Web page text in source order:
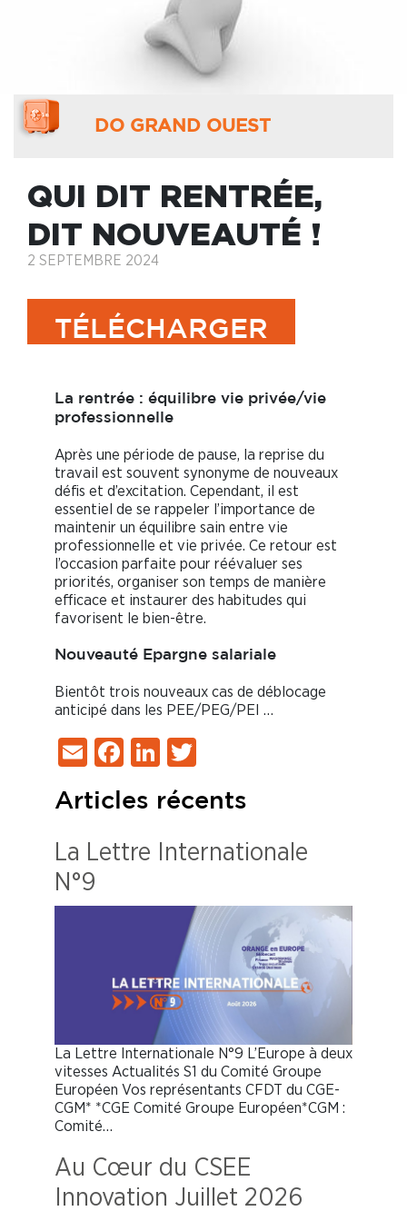
DO GRAND OUEST
QUI DIT RENTRÉE,
DIT NOUVEAUTÉ !
2 SEPTEMBRE 2024
TÉLÉCHARGER
La rentrée : équilibre vie privée/vie
professionnelle
Après une période de pause, la reprise du
travail est souvent synonyme de nouveaux
défis et d’excitation. Cependant, il est
essentiel de se rappeler l’importance de
maintenir un équilibre sain entre vie
professionnelle et vie privée. Ce retour est
l’occasion parfaite pour réévaluer ses
priorités, organiser son temps de manière
efficace et instaurer des habitudes qui
favorisent le bien-être.
Nouveauté Epargne salariale
Bientôt trois nouveaux cas de déblocage
anticipé dans les PEE/PEG/PEI …
EmailFacebook
LinkedIn
Articles récents
La Lettre Internationale
N°9
La Lettre Internationale N°9 L’Europe à deux
vitesses Actualités S1 du Comité Groupe
Européen Vos représentants CFDT du CGE-
CGM* *CGE Comité Groupe Européen*CGM :
Comité…
Au Cœur du CSEE
Innovation Juillet 2026